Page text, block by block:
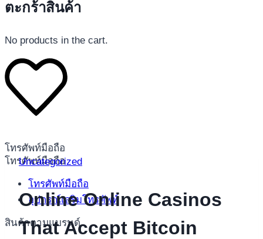
โทรศัพท์มือถือ
โทรศัพท์มือถือ
โทรศัพท์มือถือ
อุปกรณ์เสริมโทรศัพท์
สินค้าตามแบรนด์
ตะกร้าสินค้า
No products in the cart.
Uncategorized
Online Online Casinos
That Accept Bitcoin